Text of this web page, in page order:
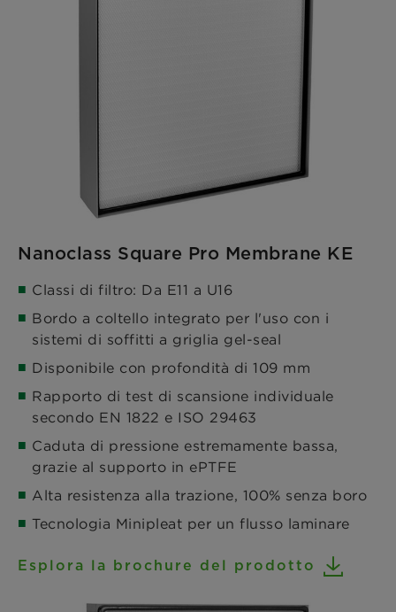
Nanoclass Square Pro Membrane KE
Classi di filtro: Da E11 a U16
Bordo a coltello integrato per l'uso con i
sistemi di soffitti a griglia gel-seal
Disponibile con profondità di 109 mm
Rapporto di test di scansione individuale
secondo EN 1822 e ISO 29463
Caduta di pressione estremamente bassa,
grazie al supporto in ePTFE
Alta resistenza alla trazione, 100% senza boro
Tecnologia Minipleat per un flusso laminare
Esplora la brochure del prodotto